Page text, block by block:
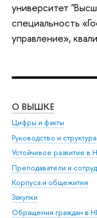
университет
специальность
управление»,
О ВЫШКЕ
Цифры и факты
Руководство и структура
Устойчивое развитие
Преподаватели и
Корпуса и общежития
Закупки
Обращения граждан в